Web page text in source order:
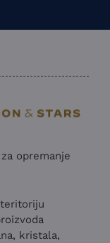
opremanje
kristala,